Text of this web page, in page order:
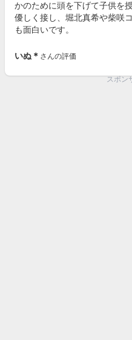
かのために頭を下げて子供を
優しく接し、堀北真希や柴咲
も面白いです。
いぬ＊ さんの評価
スポン